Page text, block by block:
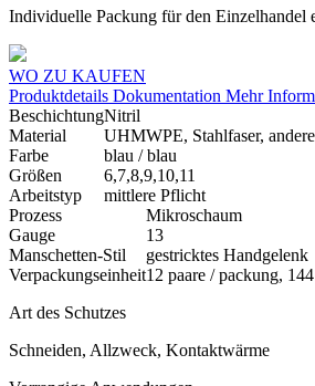
Individuelle Packung für den Einzelhandel
WO ZU KAUFEN
Produktdetails Dokumentation Mehr
BeschichtungNitril
Material
UHMWPE, Stahlfaser, andere
Farbe
blau / blau
Größen
6,7,8,9,10,11
Arbeitstyp
mittlere Pflicht
Prozess
Mikroschaum
Gauge
13
Manschetten-Stil
gestricktes Handgelenk
Verpackungseinheit12 paare / packung,
Art des Schutzes
Schneiden, Allzweck, Kontaktwärme